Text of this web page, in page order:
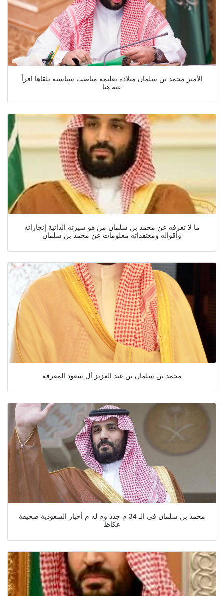
الأمير محمد بن سلمان ميلاده تعليمه مناصب سياسية تلقاها اقرأ
عنه هنا
ما لا تعرفه عن محمد بن سلمان من هو سيرته الذاتية إنجازاته
وأقواله ومعتقداته معلومات عن محمد بن سلمان
محمد بن سلمان بن عبد العزيز آل سعود المعرفة
محمد بن سلمان في الـ 34 م جدد وم له م أخبار السعودية صحيفة
عكاظ